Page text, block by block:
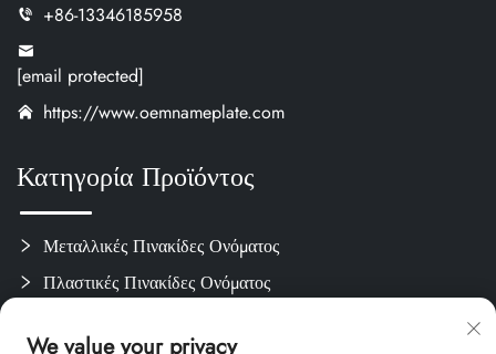
+86-13346185958
[email protected]
https://www.oemnameplate.com
Κατηγορία Προϊόντος
Μεταλλικές Πινακίδες Ονόματος
Πλαστικές Πινακίδες Ονόματος
We value your privacy